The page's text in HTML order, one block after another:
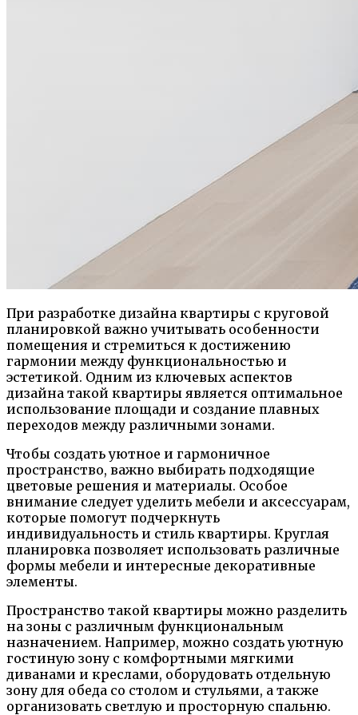
При разработке дизайна квартиры с круговой
планировкой важно учитывать особенности
помещения и стремиться к достижению
гармонии между функциональностью и
эстетикой. Одним из ключевых аспектов
дизайна такой квартиры является оптимальное
использование площади и создание плавных
переходов между различными зонами.
Чтобы создать уютное и гармоничное
пространство, важно выбирать подходящие
цветовые решения и материалы. Особое
внимание следует уделить мебели и аксессуарам,
которые помогут подчеркнуть
индивидуальность и стиль квартиры. Круглая
планировка позволяет использовать различные
формы мебели и интересные декоративные
элементы.
Пространство такой квартиры можно разделить
на зоны с различным функциональным
назначением. Например, можно создать уютную
гостиную зону с комфортными мягкими
диванами и креслами, оборудовать отдельную
зону для обеда со столом и стульями, а также
организовать светлую и просторную спальню.